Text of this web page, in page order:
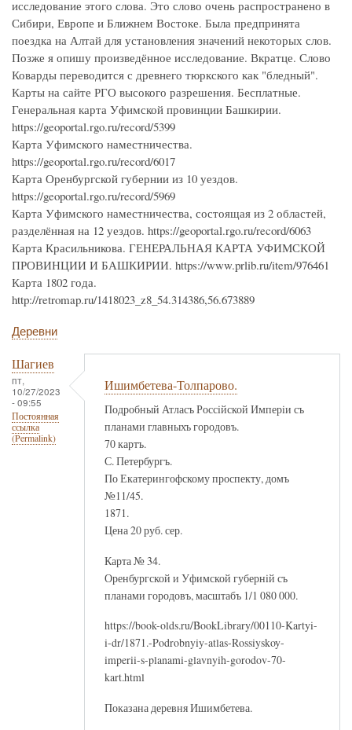
исследование этого слова. Это слово очень распространено в
Сибири, Европе и Ближнем Востоке. Была предпринята
поездка на Алтай для установления значений некоторых слов.
Позже я опишу произведённое исследование. Вкратце. Слово
Коварды переводится с древнего тюркского как "бледный".
Карты на сайте РГО высокого разрешения. Бесплатные.
Генеральная карта Уфимской провинции Башкирии.
https://geoportal.rgo.ru/record/5399
Карта Уфимского наместничества.
https://geoportal.rgo.ru/record/6017
Карта Оренбургской губернии из 10 уездов.
https://geoportal.rgo.ru/record/5969
Карта Уфимского наместничества, состоящая из 2 областей,
разделённая на 12 уездов. https://geoportal.rgo.ru/record/6063
Карта Красильникова. ГЕНЕРАЛЬНАЯ КАРТА УФИМСКОЙ
ПРОВИНЦИИ И БАШКИРИИ. https://www.prlib.ru/item/976461
Карта 1802 года.
http://retromap.ru/1418023_z8_54.314386,56.673889
Деревни
Шагиев
пт,
10/27/2023
- 09:55
Постоянная
ссылка
(Permalink)
Ишимбетева-Толпарово.
Подробный Атласъ Россiйской Имперiи съ
планами главныхъ городовъ.
70 картъ.
С. Петербургъ.
По Екатерингофскому проспекту, домъ
№11/45.
1871.
Цена 20 руб. сер.
Карта № 34.
Оренбургской и Уфимской губернiй съ
планами городовъ, масштабъ 1/1 080 000.
https://book-olds.ru/BookLibrary/00110-Kartyi-
i-dr/1871.-Podrobnyiy-atlas-Rossiyskoy-
imperii-s-planami-glavnyih-gorodov-70-
kart.html
Показана деревня Ишимбетева.